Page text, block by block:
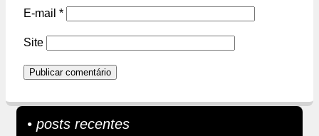
E-mail *
Site
• posts recentes